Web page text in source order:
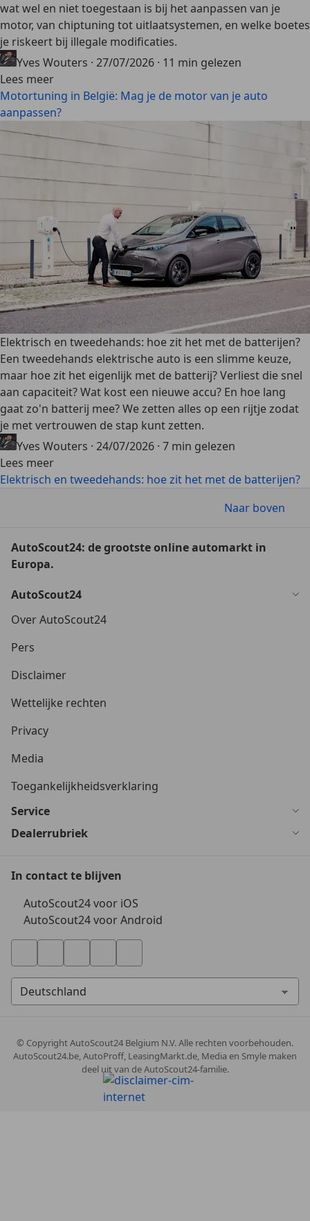
wat wel en niet toegestaan is bij het aanpassen van je
motor, van chiptuning tot uitlaatsystemen, en welke boetes
je riskeert bij illegale modificaties.
Yves Wouters · 27/07/2026 · 11 min gelezen
Lees meer
Motortuning in België: Mag je de motor van je auto
aanpassen?
Elektrisch en tweedehands: hoe zit het met de batterijen?
Een tweedehands elektrische auto is een slimme keuze,
maar hoe zit het eigenlijk met de batterij? Verliest die snel
aan capaciteit? Wat kost een nieuwe accu? En hoe lang
gaat zo'n batterij mee? We zetten alles op een rijtje zodat
je met vertrouwen de stap kunt zetten.
Yves Wouters · 24/07/2026 · 7 min gelezen
Lees meer
Elektrisch en tweedehands: hoe zit het met de batterijen?
Naar boven
AutoScout24: de grootste online automarkt in
Europa.
AutoScout24
Over AutoScout24
Pers
Disclaimer
Wettelijke rechten
Privacy
Media
Toegankelijkheidsverklaring
Service
Dealerrubriek
In contact te blijven
AutoScout24 voor iOS
AutoScout24 voor Android
© CopyrightAutoScout24 Belgium N.V. Alle rechten voorbehouden.
AutoScout24.be, AutoProff, LeasingMarkt.de, Media en Smyle maken
deel uit van de AutoScout24-familie.